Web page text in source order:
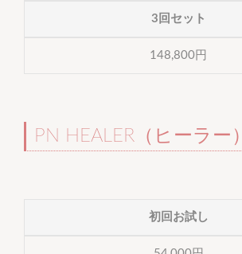
3回セット
148,800円
PN HEALER（ヒーラー）
初回お試し